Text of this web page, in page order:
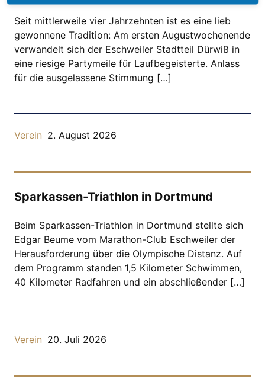
Seit mittlerweile vier Jahrzehnten ist es eine lieb
gewonnene Tradition: Am ersten Augustwochenende
verwandelt sich der Eschweiler Stadtteil Dürwiß in
eine riesige Partymeile für Laufbegeisterte. Anlass
für die ausgelassene Stimmung […]
Verein 2. August 2026
Sparkassen-Triathlon in Dortmund
Beim Sparkassen-Triathlon in Dortmund stellte sich
Edgar Beume vom Marathon-Club Eschweiler der
Herausforderung über die Olympische Distanz. Auf
dem Programm standen 1,5 Kilometer Schwimmen,
40 Kilometer Radfahren und ein abschließender […]
Verein 20. Juli 2026